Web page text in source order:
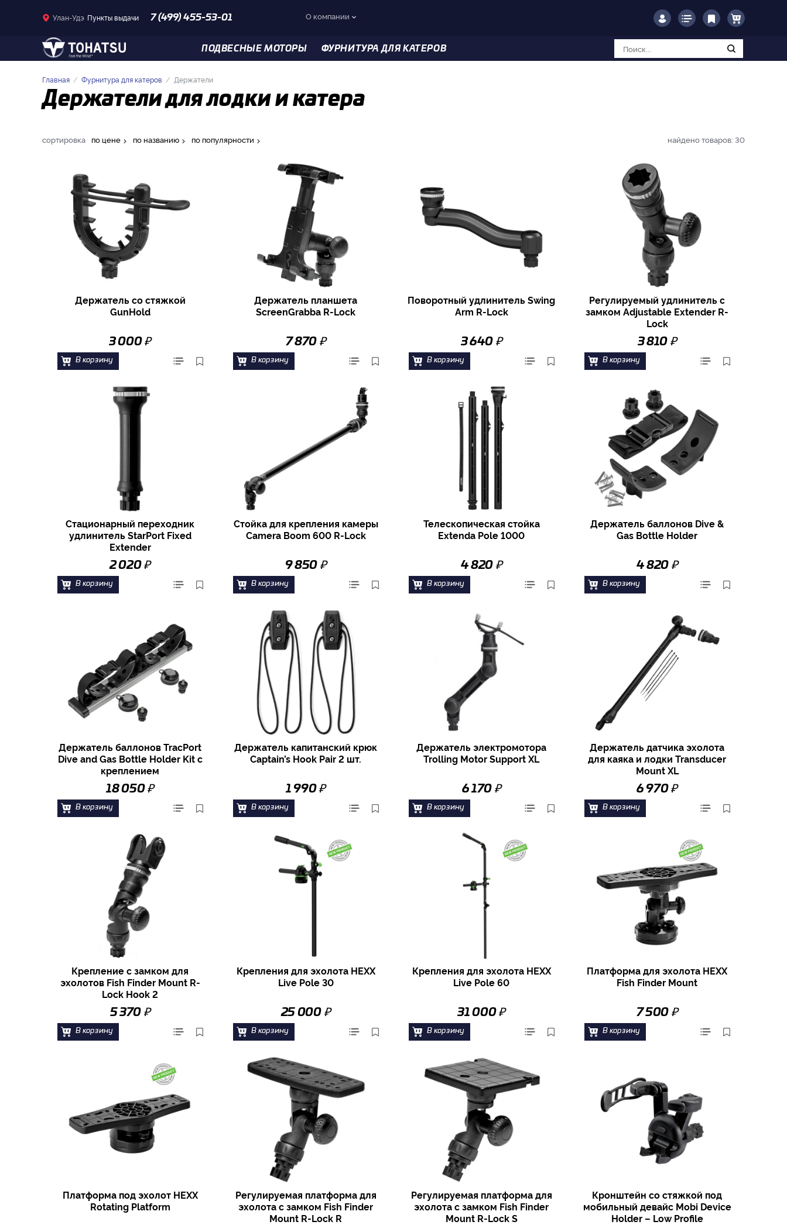
Улан-Удэ Пункты выдачи 7 (499) 455-53-01 О компании
ПОДВЕСНЫЕ МОТОРЫ ФУРНИТУРА ДЛЯ КАТЕРОВ
Главная Фурнитура для катеров Держатели
Держатели для лодки и катера
сортировка по цене по названию по популярности найдено товаров: 30
Держатель со стяжкой
GunHold
3 000 ₽
В корзину
Держатель планшета
ScreenGrabba R-Lock
7 870 ₽
В корзину
Поворотный удлинитель Swing
Arm R-Lock
3 640 ₽
В корзину
Регулируемый удлинитель с
замком Adjustable Extender R-
Lock
3 810 ₽
В корзину
Стационарный переходник
удлинитель StarPort Fixed
Extender
2 020 ₽
В корзину
Стойка для крепления камеры
Camera Boom 600 R-Lock
9 850 ₽
В корзину
Телескопическая стойка
Extenda Pole 1000
4 820 ₽
В корзину
Держатель баллонов Dive &
Gas Bottle Holder
4 820 ₽
В корзину
Держатель баллонов TracPort
Dive and Gas Bottle Holder Kit с
креплением
18 050 ₽
В корзину
Держатель капитанский крюк
Captain’s Hook Pair 2 шт.
1 990 ₽
В корзину
Держатель электромотора
Trolling Motor Support XL
6 170 ₽
В корзину
Держатель датчика эхолота
для каяка и лодки Transducer
Mount XL
6 970 ₽
В корзину
Крепление с замком для
эхолотов Fish Finder Mount R-
Lock Hook 2
5 370 ₽
В корзину
Крепления для эхолота HEXX
Live Pole 30
25 000 ₽
В корзину
Крепления для эхолота HEXX
Live Pole 60
31 000 ₽
В корзину
Платформа для эхолота HEXX
Fish Finder Mount
7 500 ₽
В корзину
Платформа под эхолот HEXX
Rotating Platform
Регулируемая платформа для
эхолота с замком Fish Finder
Mount R-Lock R
Регулируемая платформа для
эхолота с замком Fish Finder
Mount R-Lock S
Кронштейн со стяжкой под
мобильный девайс Mobi Device
Holder – Low Profile